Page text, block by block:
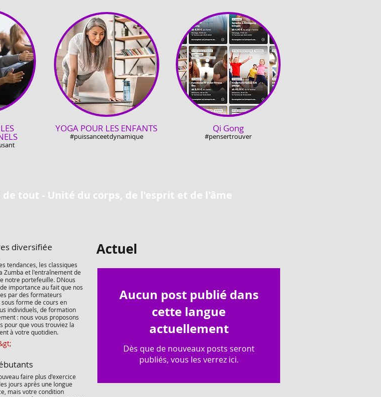
YOGA POUR LES ENFANTS
#puissanceetdynamique
Qi Gong
#pensertrouver
de tout - Unité du corps, de l'esprit et de l'âme
diversifiée
tendances, les classiques
Zumba et l'entraînement de
notre portefeuille. DNous
importance au fait que nos
par des formateurs
forme de cours en
individuels, de formation
: nous vous proposons
pour que vous trouviez la
à votre quotidien.
faire plus d'exercice
jours après une longue
mais votre condition
Actuel
Aucun post publié dans
cette langue
actuellement
Dès que de nouveaux posts seront
publiés, vous les verrez ici.